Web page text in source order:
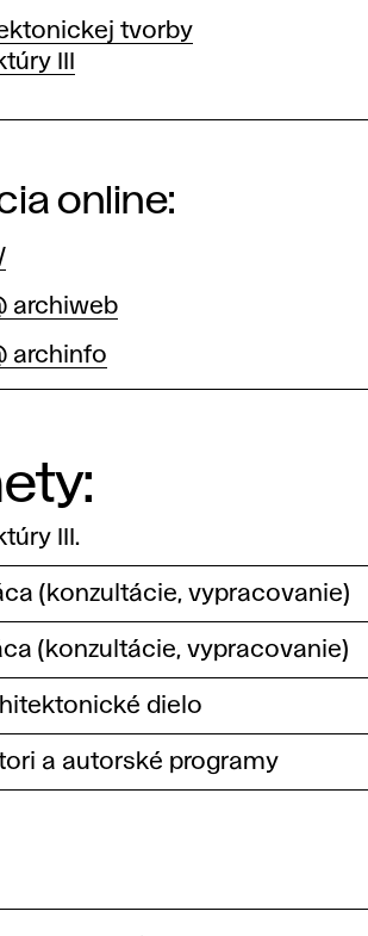
tvorby
III
online:
archiweb
archinfo
III.
(konzultácie, vypracovanie)
(konzultácie, vypracovanie)
dielo
a autorské programy